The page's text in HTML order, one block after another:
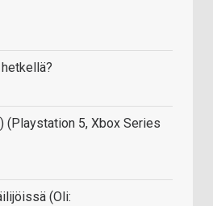
(Playstation 5, Xbox Series
(Oli: